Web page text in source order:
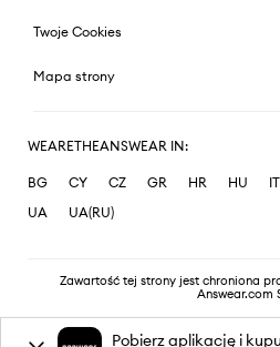
Twoje Cookies
Mapa strony
WEARETHEANSWEAR IN:
BG CY CZ GR HR HU IT
UA
UA(RU)
Zawartość tej strony jest chroniona
Answear.com
Pobierz aplikację i